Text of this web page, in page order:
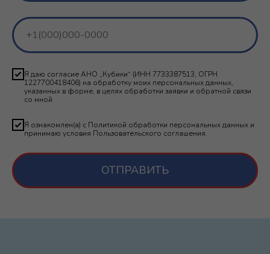
Я даю согласие АНО „Кубики“ (ИНН 7733387513, ОГРН
1227700418406) на обработку моих персональных данных,
указанных в форме, в целях обработки заявки и обратной связи
со мной
Я ознакомлен(а) с Политикой обработки персональных данных и
принимаю условия Пользовательского соглашения.
ОТПРАВИТЬ